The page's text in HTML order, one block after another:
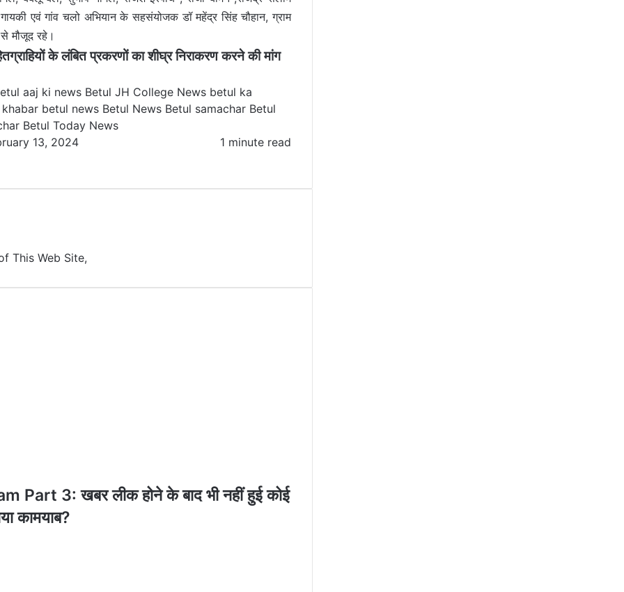
एवं गांव चलो अभियान के सहसंयोजक डॉ महेंद्र सिंह चौहान, ग्राम
मौजूद रहे।
के लंबित प्रकरणों का शीघ्र निराकरण करने की मांग
aaj ki news Betul JH College News betul ka
betul news Betul News Betul samachar Betul
Betul Today News
13, 2024
1 minute read
This Web Site,
3: खबर लीक होने के बाद भी नहीं हुई कोई
कामयाब?